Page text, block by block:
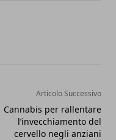
Articolo Successivo
Cannabis per rallentare
l’invecchiamento del
cervello negli anziani